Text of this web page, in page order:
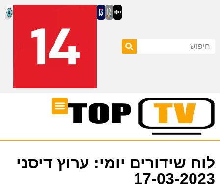
לוח שידורים יומי: ערוץ דיסני
17-03-2023